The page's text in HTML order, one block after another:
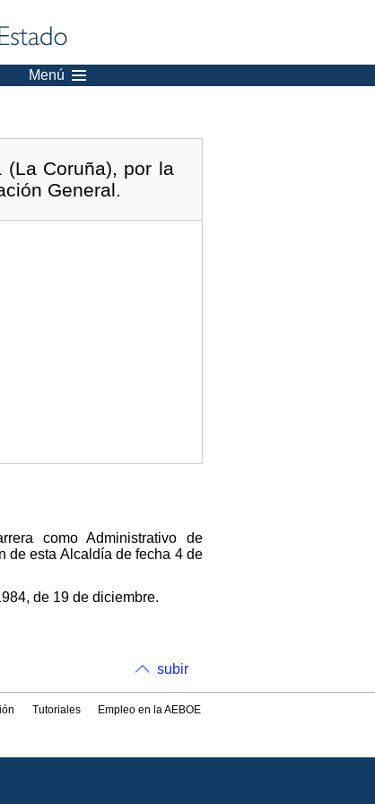
Menú
(La Coruña), por la
General.
como Administrativo de
de esta Alcaldía de fecha 4 de
de 19 de diciembre.
subir
Tutoriales Empleo en la AEBOE